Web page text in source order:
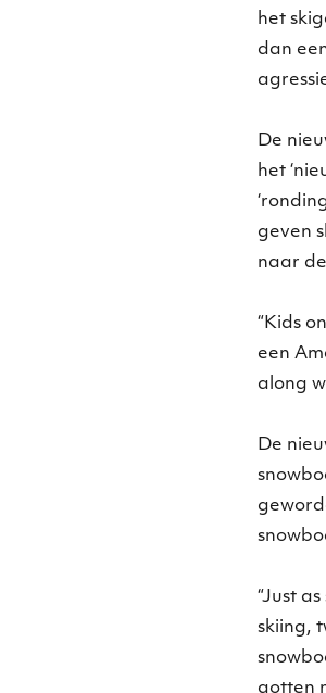
het
dan
De
het
geven
naar
“Kids
een
along
De
“Just
skiing,
gotten